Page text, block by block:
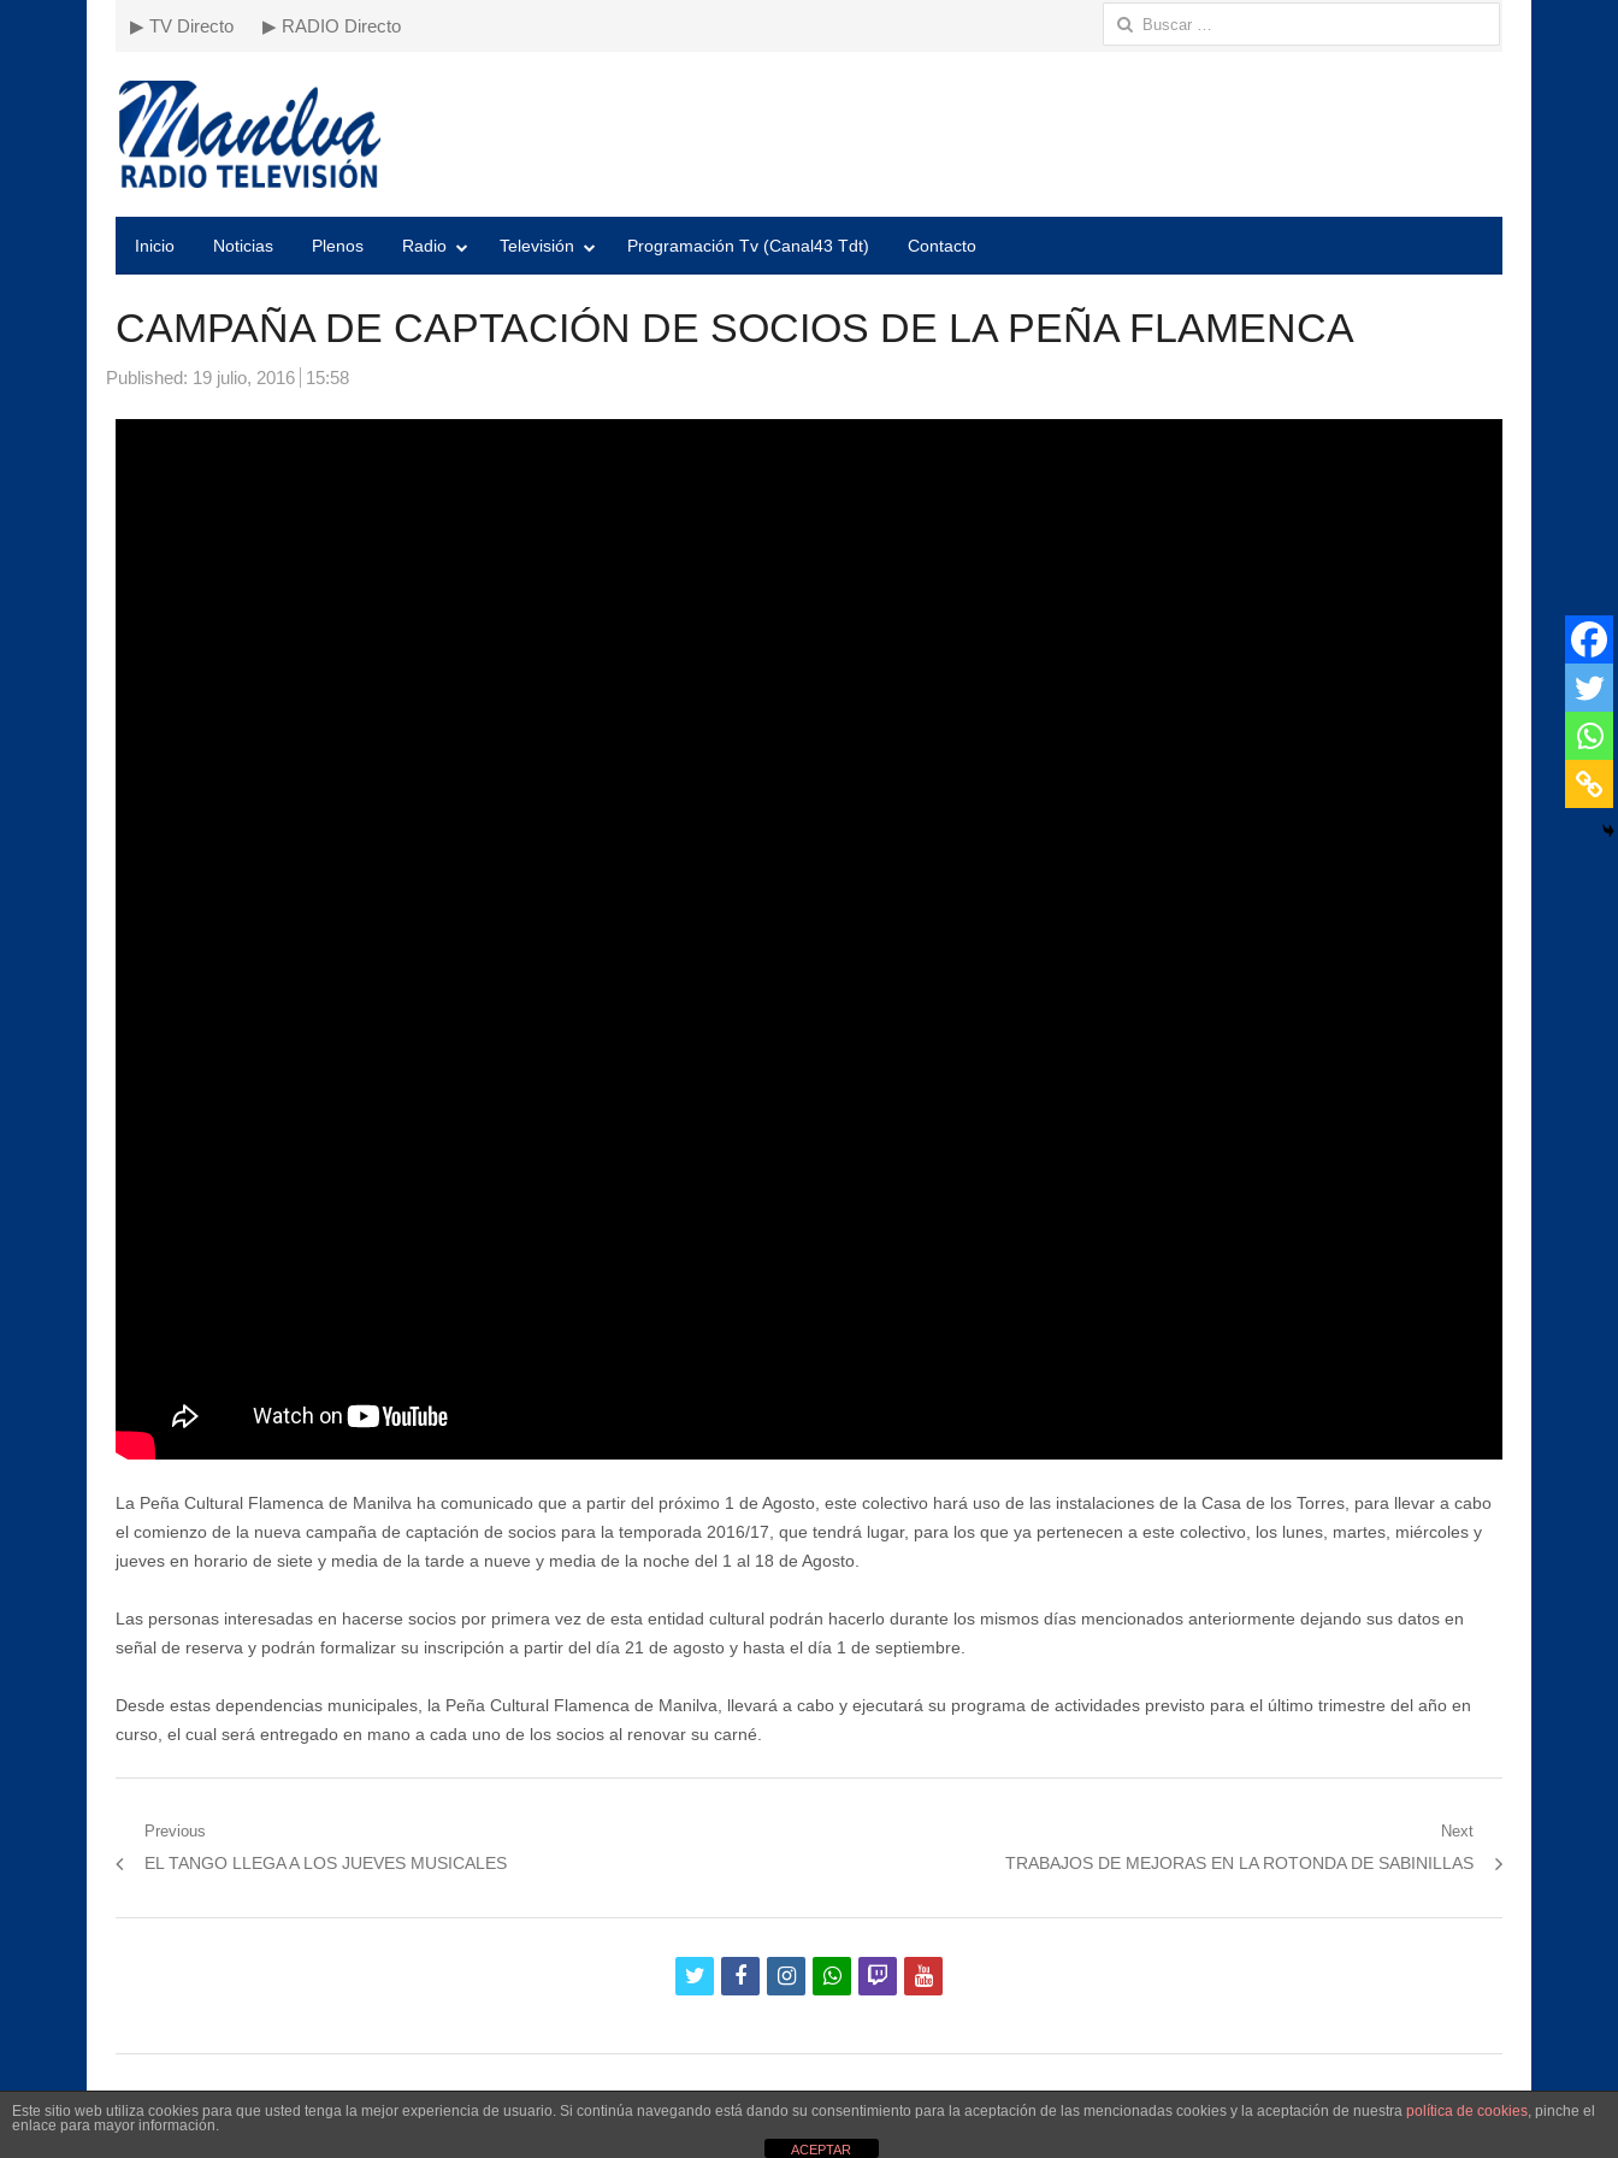
▶ TV Directo ▶ RADIO Directo Buscar:
Inicio Noticias Plenos Radio Televisión Programación Tv (Canal43 Tdt) Contacto
CAMPAÑA DE CAPTACIÓN DE SOCIOS DE LA PEÑA FLAMENCA
Published: 19 julio, 2016 15:58
La Peña Cultural Flamenca de Manilva ha comunicado que a partir del próximo 1 de Agosto, este colectivo hará uso de las instalaciones de la Casa de los Torres, para llevar a cabo
el comienzo de la nueva campaña de captación de socios para la temporada 2016/17, que tendrá lugar, para los que ya pertenecen a este colectivo, los lunes, martes, miércoles y
jueves en horario de siete y media de la tarde a nueve y media de la noche del 1 al 18 de Agosto.
Las personas interesadas en hacerse socios por primera vez de esta entidad cultural podrán hacerlo durante los mismos días mencionados anteriormente dejando sus datos en
señal de reserva y podrán formalizar su inscripción a partir del día 21 de agosto y hasta el día 1 de septiembre.
Desde estas dependencias municipales, la Peña Cultural Flamenca de Manilva, llevará a cabo y ejecutará su programa de actividades previsto para el último trimestre del año en
curso, el cual será entregado en mano a cada uno de los socios al renovar su carné.
Navegación
de
entradas
Previous
Previous
EL TANGO LLEGA A LOS JUEVES MUSICALES
Next
Next
TRABAJOS DE MEJORAS EN LA ROTONDA DE SABINILLAS
twitterfacebookinstagramwhatsapp
twitchyoutube
©2026 Radio Televisión Municipal de Manilva
Este sitio web utiliza cookies para que usted tenga la mejor experiencia de usuario. Si continúa navegando está dando su consentimiento para la aceptación de las mencionadas cookies y la aceptación de nuestra política de cookies, pinche el
enlace para mayor información.
ACEPTAR